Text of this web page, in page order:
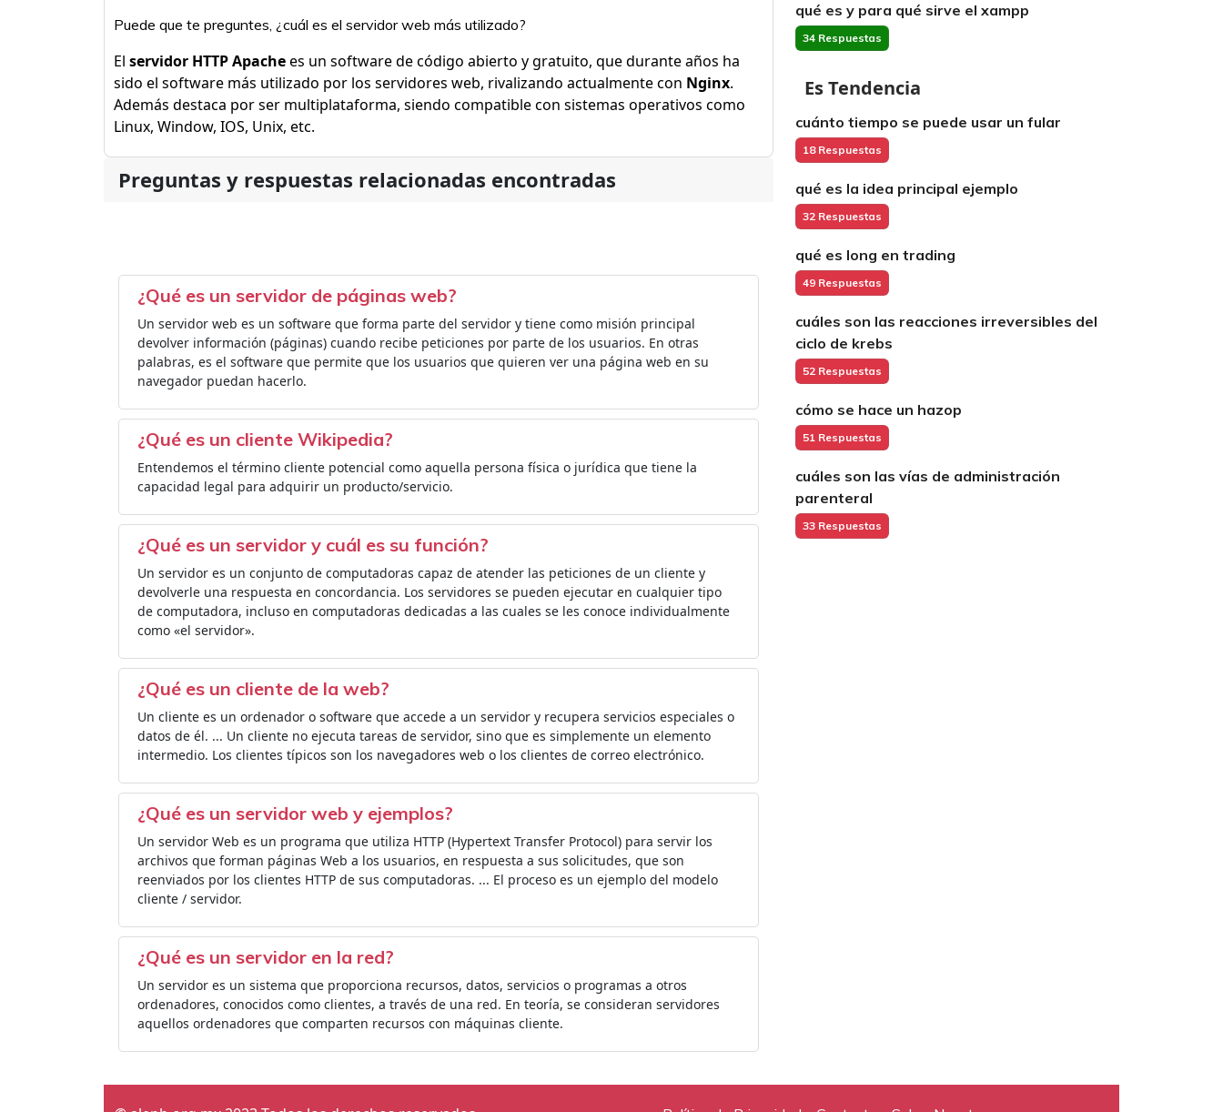
Puede que te preguntes, ¿cuál es el servidor web más utilizado?
El servidor HTTP Apachees un software de código abierto y gratuito, que durante años ha
sido el software más utilizado por los servidores web, rivalizando actualmente con Nginx.
Además destaca por ser multiplataforma, siendo compatible con sistemas operativos como
Linux, Window, IOS, Unix, etc.
Preguntas y respuestas relacionadas encontradas
¿Qué es un servidor de páginas web?
Un servidor web es un software que forma parte del servidor y tiene como misión principal
devolver información (páginas) cuando recibe peticiones por parte de los usuarios. En otras
palabras, es el software que permite que los usuarios que quieren ver una página web en su
navegador puedan hacerlo.
¿Qué es un cliente Wikipedia?
Entendemos el término cliente potencial como aquella persona física o jurídica que tiene la
capacidad legal para adquirir un producto/servicio.
¿Qué es un servidor y cuál es su función?
Un servidor es un conjunto de computadoras capaz de atender las peticiones de un cliente y
devolverle una respuesta en concordancia. Los servidores se pueden ejecutar en cualquier tipo
de computadora, incluso en computadoras dedicadas a las cuales se les conoce individualmente
como «el servidor».
¿Qué es un cliente de la web?
Un cliente es un ordenador o software que accede a un servidor y recupera servicios especiales o
datos de él. ... Un cliente no ejecuta tareas de servidor, sino que es simplemente un elemento
intermedio. Los clientes típicos son los navegadores web o los clientes de correo electrónico.
¿Qué es un servidor web y ejemplos?
Un servidor Web es un programa que utiliza HTTP (Hypertext Transfer Protocol) para servir los
archivos que forman páginas Web a los usuarios, en respuesta a sus solicitudes, que son
reenviados por los clientes HTTP de sus computadoras. ... El proceso es un ejemplo del modelo
cliente / servidor.
¿Qué es un servidor en la red?
Un servidor es un sistema que proporciona recursos, datos, servicios o programas a otros
ordenadores, conocidos como clientes, a través de una red. En teoría, se consideran servidores
aquellos ordenadores que comparten recursos con máquinas cliente.
qué es y para qué sirve el xampp
34 Respuestas
Es Tendencia
cuánto tiempo se puede usar un fular
18 Respuestas
qué es la idea principal ejemplo
32 Respuestas
qué es long en trading
49 Respuestas
cuáles son las reacciones irreversibles del
ciclo de krebs
52 Respuestas
cómo se hace un hazop
51 Respuestas
cuáles son las vías de administración
parenteral
33 Respuestas